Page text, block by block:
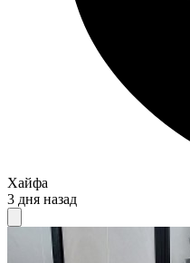
Хайфа
3 дня назад